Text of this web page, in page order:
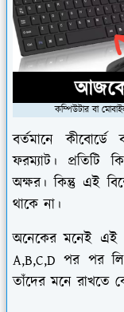
কম্পিউটার বা
বর্তমানে
ফরম্যাট। প্রতিটি
অক্ষর। কিন্তু এই
থাকে না।
অনেকের মনেই এই
A,B,C,D পর পর
তাঁদের মনে রাখতে